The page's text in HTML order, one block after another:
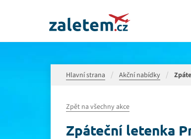
Hlavní strana Akční nabídky
Zpět na všechny akce
Zpáteční letenka